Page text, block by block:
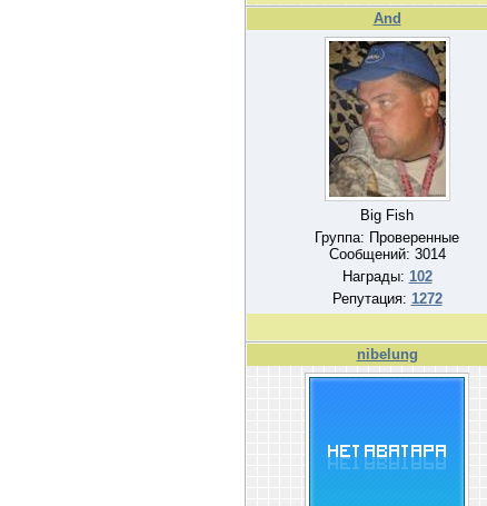
And
Big Fish
Группа: Проверенные
Сообщений: 3014
Награды: 102
Репутация: 1272
nibelung